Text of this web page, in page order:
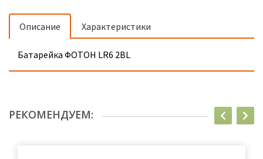
Описание Характеристики
Батарейка ФОТОН LR6 2BL
РЕКОМЕНДУЕМ: